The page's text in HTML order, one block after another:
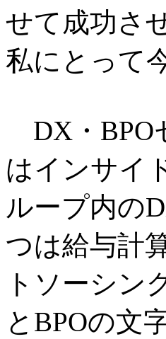
せて成功さ
私にとって
DX・BPO
はインサイ
ループ内の
つは給与計
トソーシン
とBPOの文